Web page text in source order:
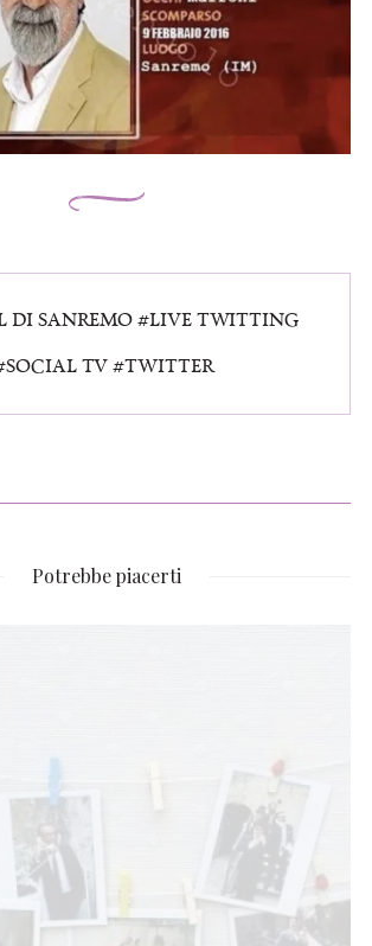
DI SANREMO
LIVE TWITTING
SOCIAL TV
TWITTER
Potrebbe piacerti